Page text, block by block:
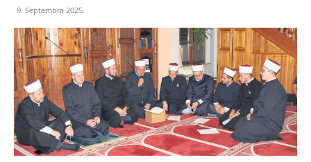
9. Septembra 2025.